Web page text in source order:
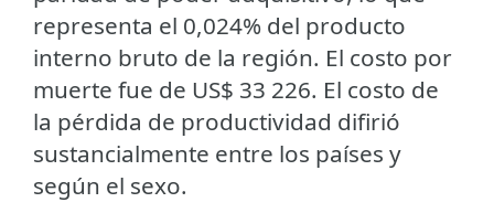
representa el 0,024% del producto
interno bruto de la región. El costo por
muerte fue de US$ 33 226. El costo de
la pérdida de productividad difirió
sustancialmente entre los países y
según el sexo.